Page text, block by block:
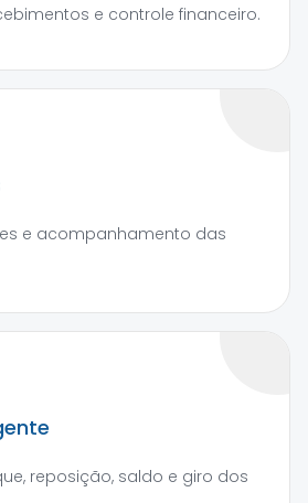
e controle financeiro.
e acompanhamento das
reposição, saldo e giro dos